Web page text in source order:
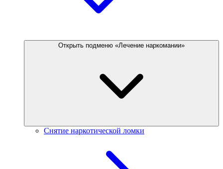
Открыть подменю «Лечение наркомании»
Снятие наркотической ломки